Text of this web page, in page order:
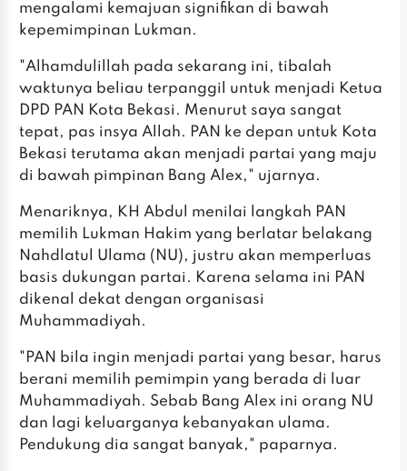
mengalami kemajuan signifikan di bawah
kepemimpinan Lukman.
"Alhamdulillah pada sekarang ini, tibalah
waktunya beliau terpanggil untuk menjadi Ketua
DPD PAN Kota Bekasi. Menurut saya sangat
tepat, pas insya Allah. PAN ke depan untuk Kota
Bekasi terutama akan menjadi partai yang maju
di bawah pimpinan Bang Alex," ujarnya.
Menariknya, KH Abdul menilai langkah PAN
memilih Lukman Hakim yang berlatar belakang
Nahdlatul Ulama (NU), justru akan memperluas
basis dukungan partai. Karena selama ini PAN
dikenal dekat dengan organisasi
Muhammadiyah.
"PAN bila ingin menjadi partai yang besar, harus
berani memilih pemimpin yang berada di luar
Muhammadiyah. Sebab Bang Alex ini orang NU
dan lagi keluarganya kebanyakan ulama.
Pendukung dia sangat banyak," paparnya.